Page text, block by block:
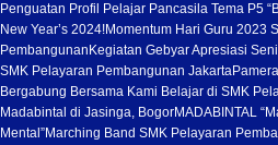
Penguatan Profil Pelajar Pancasila Tema P5
New Year’s 2024!Momentum Hari Guru 2023
Pembangunan Kegiatan Gebyar Apresiasi
SMK Pelayaran Pembangunan Jakarta
Bergabung Bersama Kami Belajar di SMK
Madabintal di Jasinga, BogorMADABINTAL
Mental”Marching Band SMK Pelayaran